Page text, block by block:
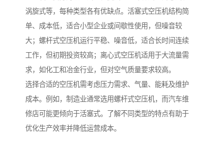
涡旋式等，每种类型各有优缺点。活塞式空压机结构简
单、成本低，适合小型企业或间歇性使用，但噪音较
大；螺杆式空压机运行平稳、噪音低，适合长时间连续
工作，但初期投资较高；离心式空压机适用于大流量需
求，如化工和冶金行业，但对空气质量要求较高。
选择合适的空压机需考虑压力需求、气量、能耗及维护
成本。例如，制造业通常选用螺杆式空压机，而汽车维
修店可能更倾向于活塞式。了解不同类型的特点有助于
优化生产效率并降低运营成本。